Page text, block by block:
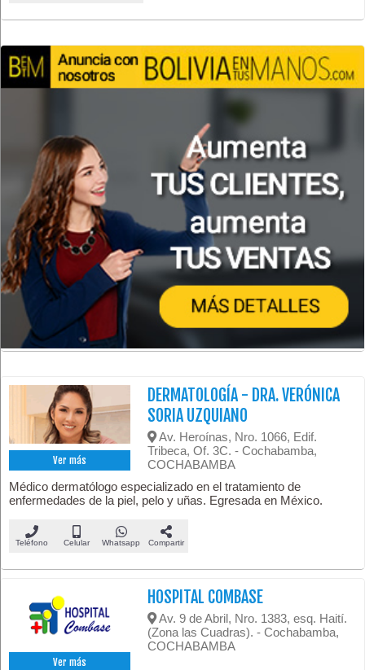
Ver más
DERMATOLOGÍA - DRA. VERÓNICA
SORIA UZQUIANO
Av. Heroínas, Nro. 1066, Edif.
Tribeca, Of. 3C. - Cochabamba,
COCHABAMBA
Médico dermatólogo especializado en el tratamiento de
enfermedades de la piel, pelo y uñas. Egresada en México.
Teléfono Celular Whatsapp Compartir
Ver más
HOSPITAL COMBASE
Av. 9 de Abril, Nro. 1383, esq. Haití.
(Zona las Cuadras). - Cochabamba,
COCHABAMBA